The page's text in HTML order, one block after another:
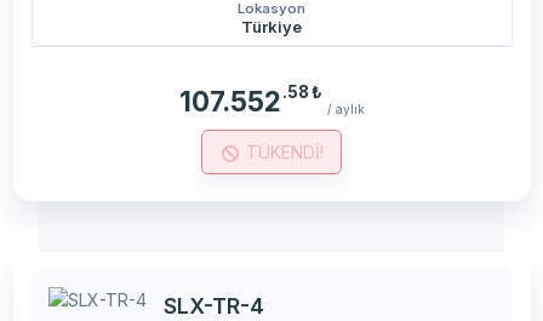
Lokasyon
Türkiye
107.552.58₺
/ aylık
TÜKENDİ!
SLX-TR-4